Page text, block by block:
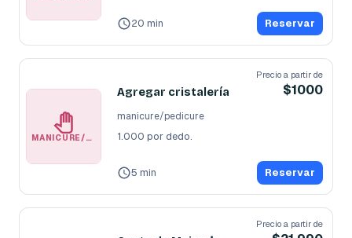
20 min Reservar
MANICURE/PEDICURE
Agregar cristalería
Precio a partir de
$1000
manicure/pedicure
1.000 por dedo.
5 min Reservar
Precio a partir de